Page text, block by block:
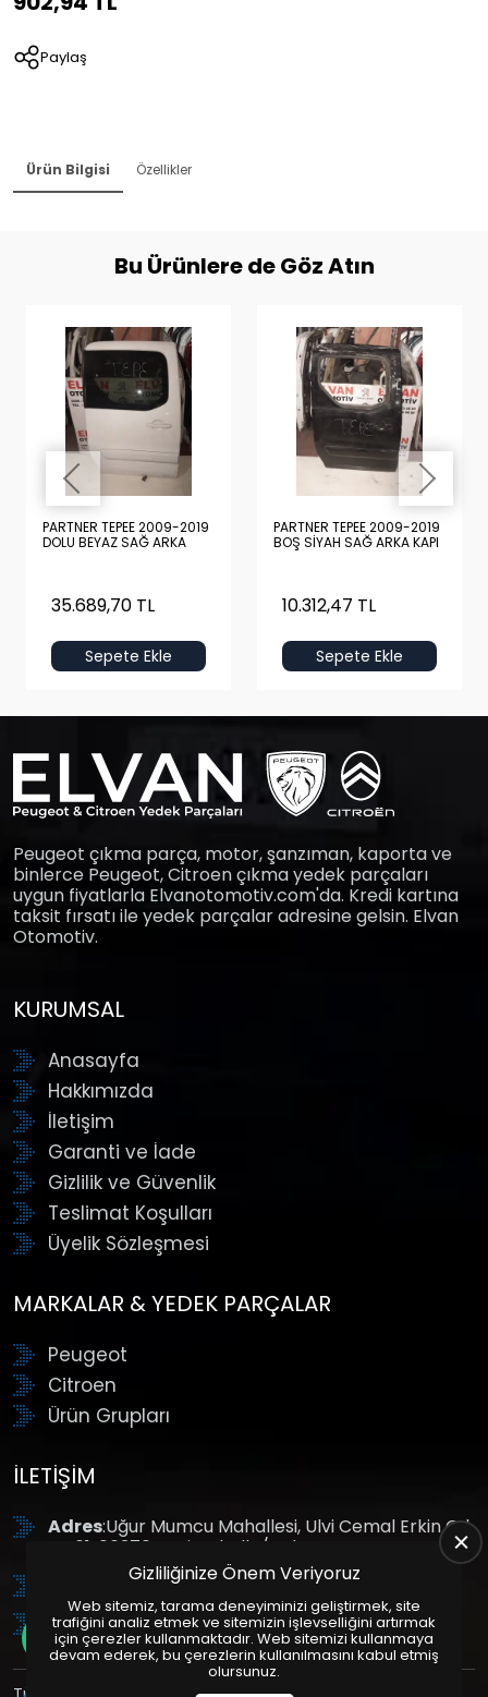
Paylaş
Ürün Bilgisi Özellikler
Bu Ürünlere de Göz Atın
PARTNER TEPEE 2009-2019
DOLU BEYAZ SAĞ ARKA
35.689,70 TL
Sepete Ekle
PARTNER TEPEE 2009-2019
BOŞ SİYAH SAĞ ARKA KAPI
10.312,47 TL
Sepete Ekle
Peugeot çıkma parça, motor, şanzıman, kaporta ve
binlerce Peugeot, Citroen çıkma yedek parçaları
uygun fiyatlarla Elvanotomotiv.com'da. Kredi kartına
taksit fırsatı ile yedek parçalar adresine gelsin. Elvan
Otomotiv.
KURUMSAL
Anasayfa
Hakkımızda
İletişim
Garanti ve İade
Gizlilik ve Güvenlik
Teslimat Koşulları
Üyelik Sözleşmesi
MARKALAR & YEDEK PARÇALAR
Peugeot
Citroen
Ürün Grupları
İLETIŞIM
Adres:Uğur Mumcu Mahallesi, Ulvi Cemal Erkin Cd.
No:61, 06370 Yenimahalle/Ankara
: +90 (312) 354 8888
GSM: +90 (532) 343 4085
Gizliliğinize Önem Veriyoruz
Web sitemiz, tarama deneyiminizi geliştirmek, site
trafiğini analiz etmek ve sitemizin işlevselliğini artırmak
için çerezler kullanmaktadır. Web sitemizi kullanmaya
devam ederek, bu çerezlerin kullanılmasını kabul etmiş
olursunuz.